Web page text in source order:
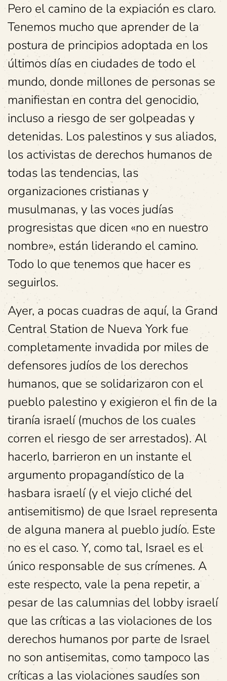
Pero el camino de la expiación es claro.
Tenemos mucho que aprender de la
postura de principios adoptada en los
últimos días en ciudades de todo el
mundo, donde millones de personas se
manifiestan en contra del genocidio,
incluso a riesgo de ser golpeadas y
detenidas. Los palestinos y sus aliados,
los activistas de derechos humanos de
todas las tendencias, las
organizaciones cristianas y
musulmanas, y las voces judías
progresistas que dicen «no en nuestro
nombre», están liderando el camino.
Todo lo que tenemos que hacer es
seguirlos.
Ayer, a pocas cuadras de aquí, la Grand
Central Station de Nueva York fue
completamente invadida por miles de
defensores judíos de los derechos
humanos, que se solidarizaron con el
pueblo palestino y exigieron el fin de la
tiranía israelí (muchos de los cuales
corren el riesgo de ser arrestados). Al
hacerlo, barrieron en un instante el
argumento propagandístico de la
hasbara israelí (y el viejo cliché del
antisemitismo) de que Israel representa
de alguna manera al pueblo judío. Este
no es el caso. Y, como tal, Israel es el
único responsable de sus crímenes. A
este respecto, vale la pena repetir, a
pesar de las calumnias del lobby israelí
que las críticas a las violaciones de los
derechos humanos por parte de Israel
no son antisemitas, como tampoco las
críticas a las violaciones saudíes son